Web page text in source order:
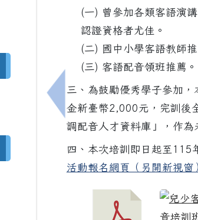
上一筆：115年暑假 教務處暑
(一) 曾參加各類客語演
認證資格者尤佳。
(二) 國中小學客語教師推
(三) 客語配音領班推薦。
三、為鼓勵優秀學子參加
金新臺幣2,000元，完訓後
調配音人才資料庫」，作為
四、本次培訓即日起至115
活動報名網頁（另開新視窗